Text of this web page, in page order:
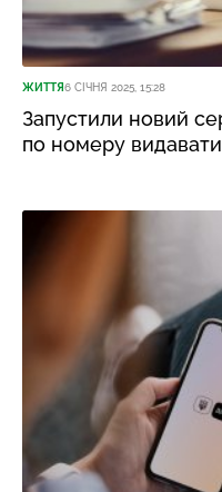
ЖИТТЯ6 СІЧНЯ 2025, 15:28
Запустили новий
по номеру